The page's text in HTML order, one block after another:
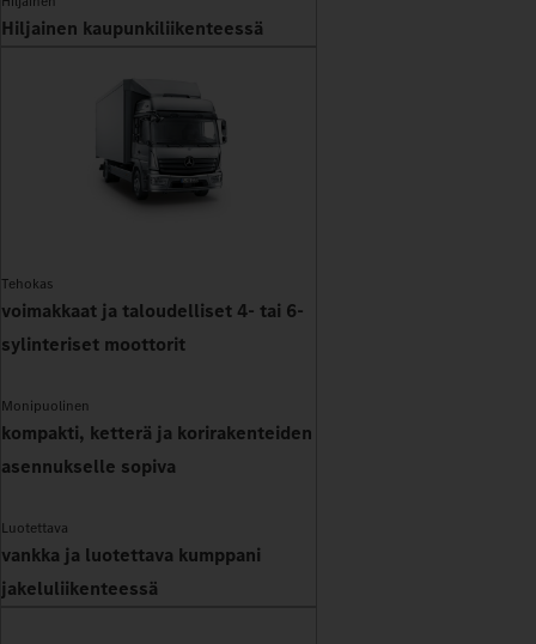
Hiljainen kaupunkiliikenteessä
Tehokas
voimakkaat ja taloudelliset 4- tai 6-
sylinteriset moottorit
Monipuolinen
kompakti, ketterä ja korirakenteiden
asennukselle sopiva
Luotettava
vankka ja luotettava kumppani
jakeluliikenteessä